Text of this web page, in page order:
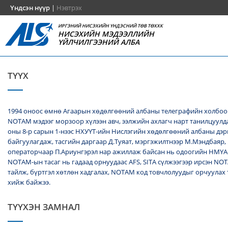
Үндсэн нүүр | Нэвтрэх
ИРГЭНИЙ НИСЭХИЙН ҮНДЭСНИЙ ТӨВ ТӨХХК
НИСЭХИЙН МЭДЭЭЛЛИЙН
ҮЙЛЧИЛГЭЭНИЙ АЛБА
ТҮҮХ
1994 оноос өмнө Агаарын хөдөлгөөний албаны телеграфийн
NОТАМ мэдээг морзоор хүлээн авч, ээлжийн ахлагч нарт
оны 8-р сарын 1-нээс НХУҮТ-ийн Нислэгийн хөдөлгөөний албаны
байгуулагдаж, тасгийн даргаар Д.Туяат, мэргэжилтнээр
операторчаар П.Ариунгэрэл нар ажиллаж байсан нь одоогийн
NOTAM-ын тасаг нь гадаад орнуудаас AFS, SITA сүлжээгээр ирсэн
тайлж, бүртгэл хөтлөн хадгалах, NОТАМ код товчлолуудыг
хийж байжээ.
ТҮҮХЭН ЗАМНАЛ